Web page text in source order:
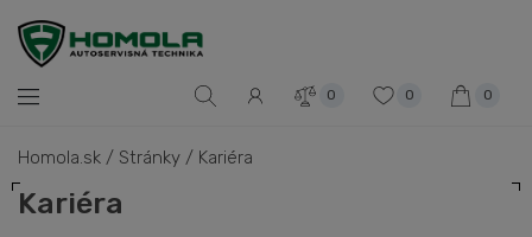
0 0 0
Homola.sk / Stránky / Kariéra
Kariéra